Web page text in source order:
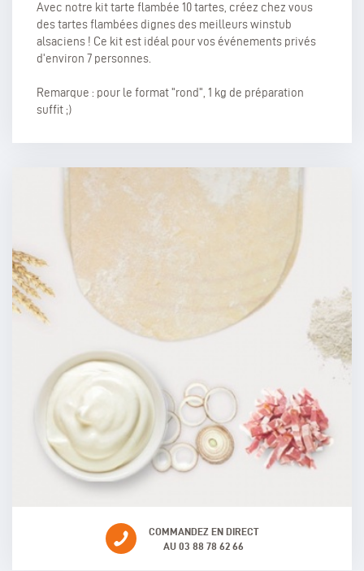
Avec notre kit tarte flambée 10 tartes, créez chez vous
des tartes flambées dignes des meilleurs winstub
alsaciens ! Ce kit est idéal pour vos événements privés
d'environ 7 personnes.
Remarque : pour le format "rond", 1 kg de préparation
suffit ;)
COMMANDEZ EN DIRECT
AU 03 88 78 62 66